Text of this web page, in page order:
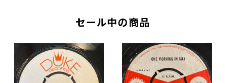
セール中の商品